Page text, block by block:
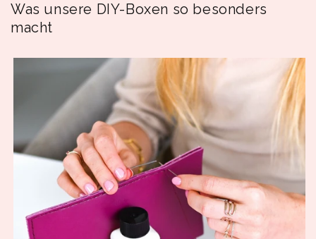
Was unsere DIY-Boxen so besonders
macht